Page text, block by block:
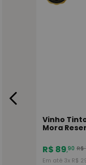
Vinho
Mora
R$ 89,90 R$
Em até 3x R$